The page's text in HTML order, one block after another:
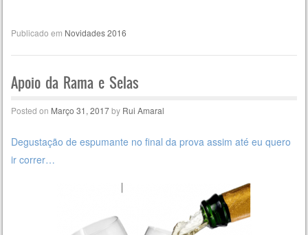
Publicado em Novidades 2016
Apoio da Rama e Selas
Posted on Março 31, 2017by Rui Amaral
Degustação de espumante no final da prova assim até eu quero
ir correr…